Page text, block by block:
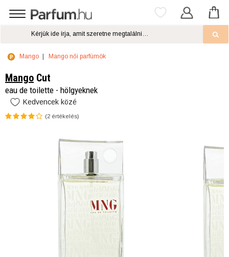
Mango Mango női parfümök
Mango Cut
eau de toilette - hölgyeknek
Kedvencek közé
(2 értékelés)